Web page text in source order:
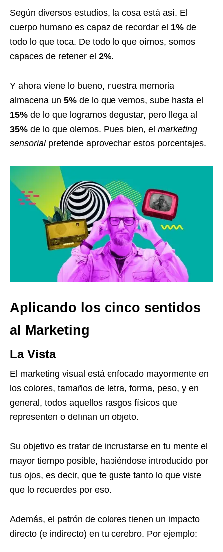
Según diversos estudios, la cosa está así. El
cuerpo humano es capaz de recordar el 1% de
todo lo que toca. De todo lo que oímos, somos
capaces de retener el 2%.
Y ahora viene lo bueno, nuestra memoria
almacena un 5% de lo que vemos, sube hasta el
15% de lo que logramos degustar, pero llega al
35% de lo que olemos. Pues bien, el marketing
sensorialpretende aprovechar estos porcentajes.
Aplicando los cinco sentidos
al Marketing
La Vista
El marketing visual está enfocado mayormente en
los colores, tamaños de letra, forma, peso, y en
general, todos aquellos rasgos físicos que
representen o definan un objeto.
Su objetivo es tratar de incrustarse en tu mente el
mayor tiempo posible, habiéndose introducido por
tus ojos, es decir, que te guste tanto lo que viste
que lo recuerdes por eso.
Además, el patrón de colores tienen un impacto
directo (e indirecto) en tu cerebro. Por ejemplo: